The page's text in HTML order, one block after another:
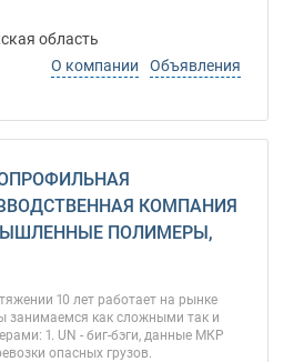
область
О компании
Объявления
КОМПАНИЯ
ПОЛИМЕРЫ,
10 лет работает на рынке
занимаемся как сложными так и
1. UN - биг-бэги, данные МКР
опасных грузов.